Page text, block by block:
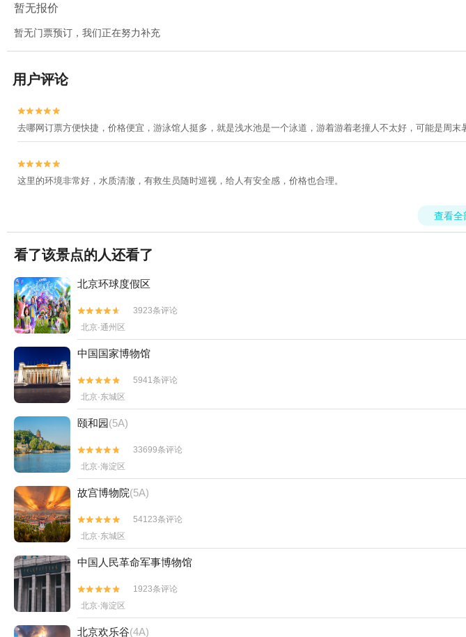
暂无报价
暂无门票预订，我们正在努力补充
用户评论


去哪网订票方便快捷，价格便宜，游泳馆人挺多，就是浅水池是一个泳道，游着游着老撞人不太好，可能是周


这里的环境非常好，水质清澈，有救生员随时巡视，给人有安全感，价格也合理。
查看全
看了该景点的人还看了
北京环球度假区


3923条评论
北京·通州区
中国国家博物馆


5941条评论
北京·东城区
颐和园(5A)


33699条评论
北京·海淀区
故宫博物院(5A)


54123条评论
北京·东城区
中国人民革命军事博物馆


1923条评论
北京·海淀区
北京欢乐谷(4A)